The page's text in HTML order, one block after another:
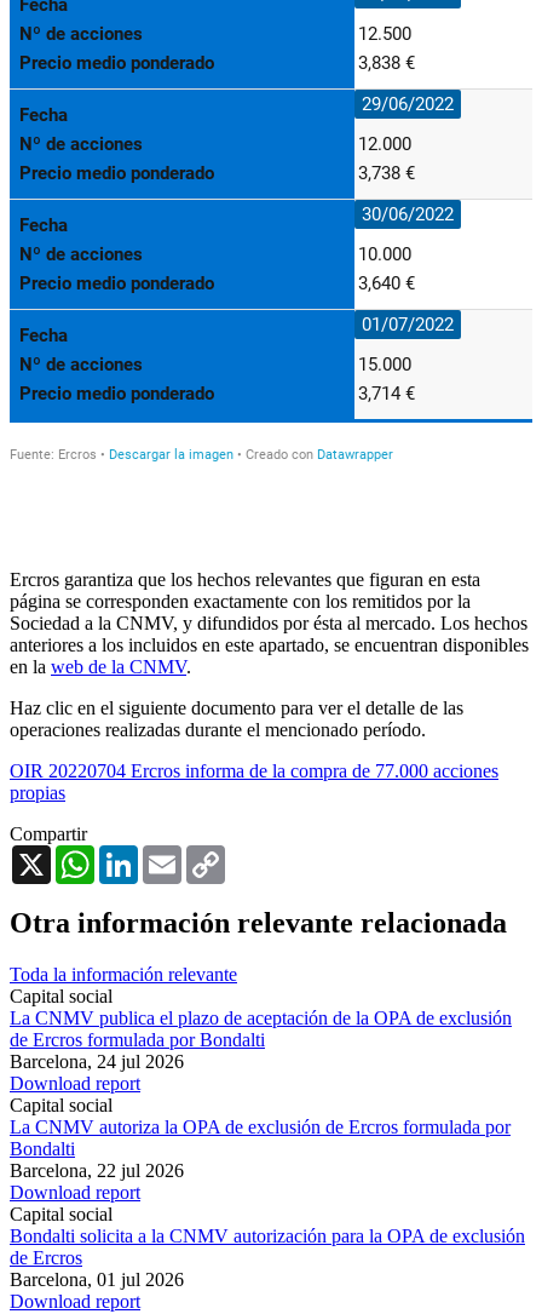
Ercros garantiza que los hechos relevantes que figuran en esta
página se corresponden exactamente con los remitidos por la
Sociedad a la CNMV, y difundidos por ésta al mercado. Los hechos
anteriores a los incluidos en este apartado, se encuentran disponibles
en la web de la CNMV.
Haz clic en el siguiente documento para ver el detalle de las
operaciones realizadas durante el mencionado período.
OIR 20220704 Ercros informa de la compra de 77.000 acciones
propias
Compartir
X
WhatsAppLinkedInEmail
Otra información relevante relacionada
Toda la información relevante
Capital social
La CNMV publica el plazo de aceptación de la OPA de exclusión
de Ercros formulada por Bondalti
Barcelona, 24 jul 2026
Download report
Capital social
La CNMV autoriza la OPA de exclusión de Ercros formulada por
Bondalti
Barcelona, 22 jul 2026
Download report
Capital social
Bondalti solicita a la CNMV autorización para la OPA de exclusión
de Ercros
Barcelona, 01 jul 2026
Download report